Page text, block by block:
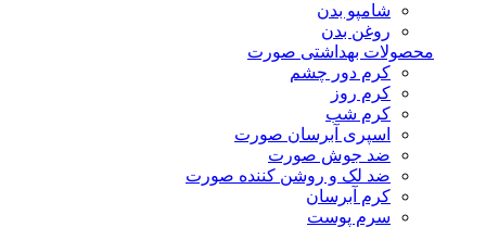
شامپو بدن
روغن بدن
محصولات بهداشتی صورت
کرم دور چشم
کرم روز
کرم شب
اسپری آبرسان صورت
ضد جوش صورت
ضد لک و روشن کننده صورت
کرم آبرسان
سرم پوست